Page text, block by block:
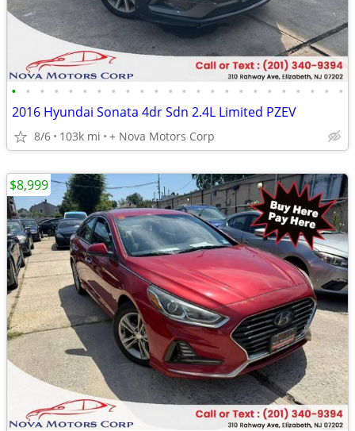
• • • • • • • • • • • • • • • • • • • • • • • •
2016 Hyundai Sonata 4dr Sdn 2.4L Limited PZEV
8/6 103k mi + Nova Motors Corp
$8,999